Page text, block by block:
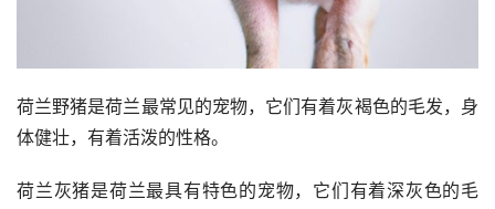
荷兰野猪是荷兰最常见的宠物，它们有着灰褐色的毛发，身
体健壮，有着活泼的性格。
荷兰灰猪是荷兰最具有特色的宠物，它们有着深灰色的毛